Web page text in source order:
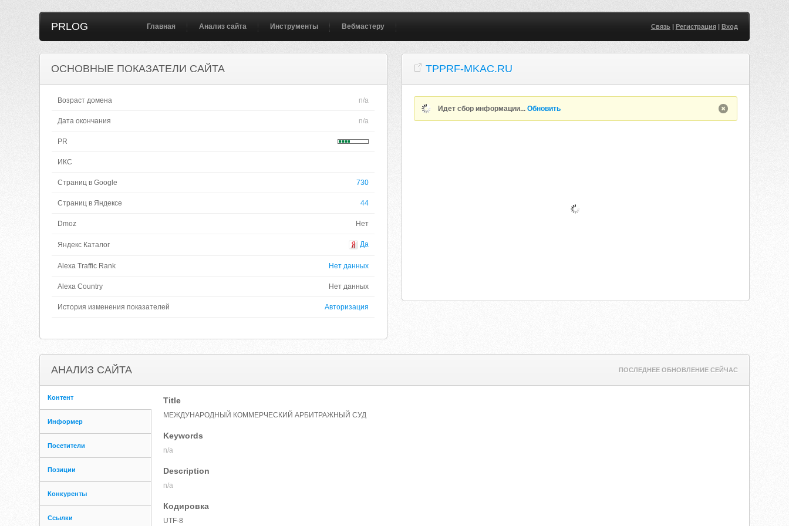
PRLOG Главная Анализ сайта Инструменты Вебмастеру Связь| Регистрация| Вход
ОСНОВНЫЕ ПОКАЗАТЕЛИ САЙТА
Возраст домена n/a
Дата окончания n/a
PR
ИКС
Страниц в Google 730
Страниц в Яндексе 44
Dmoz Нет
Яндекс Каталог Да
Alexa Traffic Rank Нет данных
Alexa Country Нет данных
История изменения показателей Авторизация
TPPRF-MKAC.RU
Идет сбор информации...Обновить
АНАЛИЗ САЙТА ПОСЛЕДНЕЕ ОБНОВЛЕНИЕ СЕЙЧАС
Контент
Информер
Посетители
Позиции
Конкуренты
Ссылки
Title
МЕЖДУНАРОДНЫЙ КОММЕРЧЕСКИЙ АРБИТРАЖНЫЙ СУД
Keywords
n/a
Description
n/a
Кодировка
UTF-8